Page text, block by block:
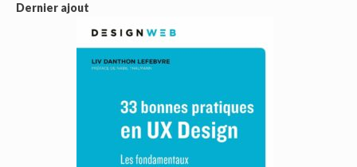
Dernier ajout